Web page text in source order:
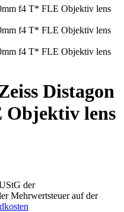
Distagon
Objektiv lens
der
Mehrwertsteuer auf der